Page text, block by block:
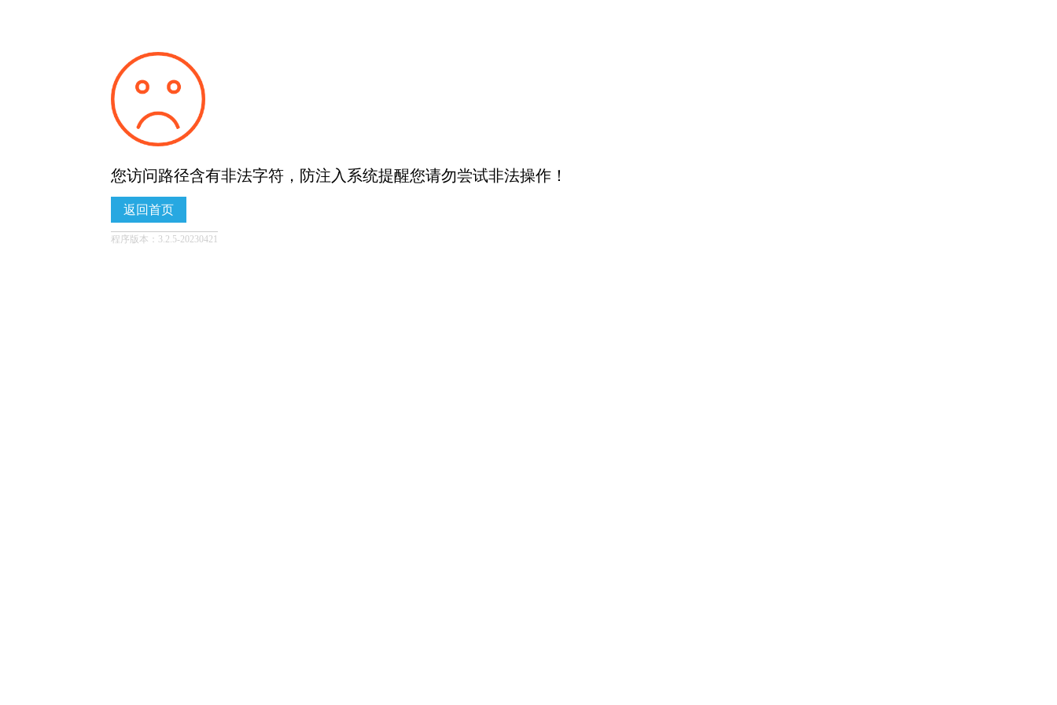
您访问路径含有非法字符，防注入系统提醒您请勿尝试非法操作！
返回首页
程序版本：3.2.5-20230421